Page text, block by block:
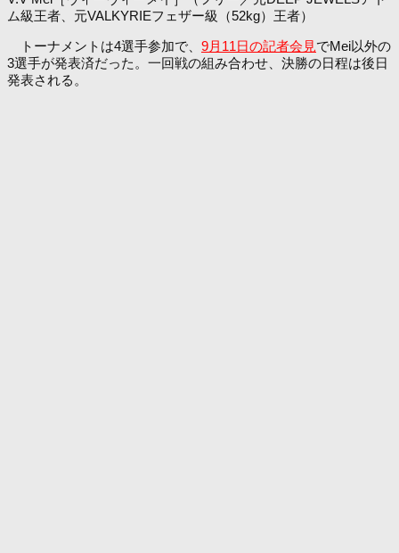
ム級王者、元VALKYRIEフェザー級（52kg）王者）
トーナメントは4選手参加で、 9月11日の記者会見でMei以外の
3選手が発表済だった。一回戦の組み合わせ、決勝の日程は後日
発表される。